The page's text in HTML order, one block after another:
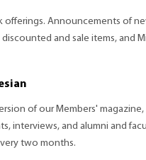
offerings. Announcements of
and sale items, and
of our Members'
interviews, and alumni and
two months.